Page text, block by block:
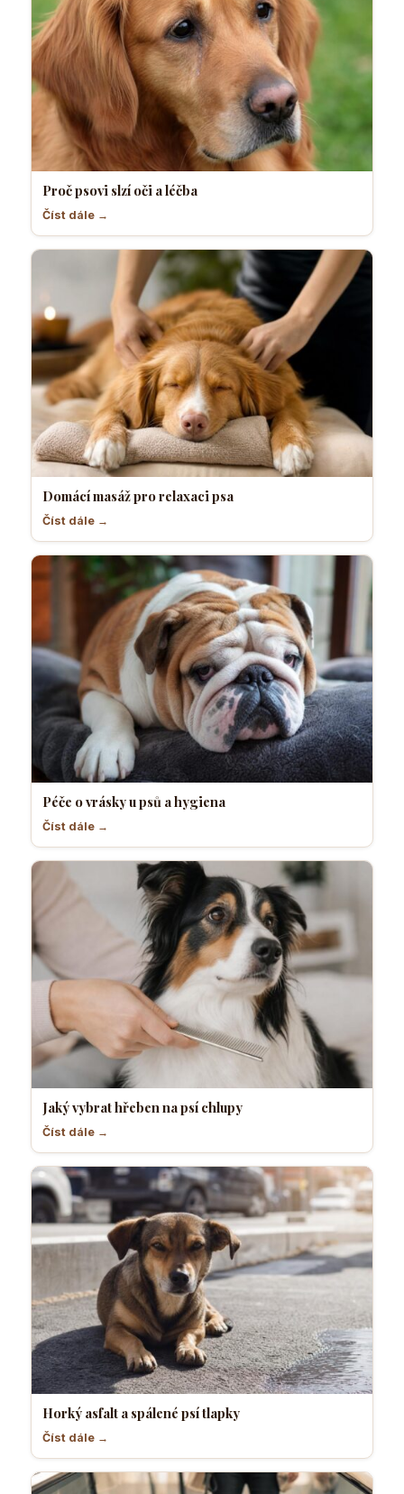
Proč psovi slzí oči a léčba
Číst dále →
Domácí masáž pro relaxaci psa
Číst dále →
Péče o vrásky u psů a hygiena
Číst dále →
Jaký vybrat hřeben na psí chlupy
Číst dále →
Horký asfalt a spálené psí tlapky
Číst dále →